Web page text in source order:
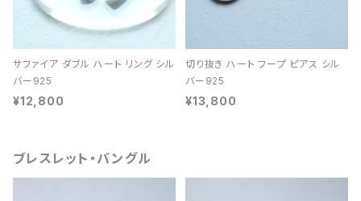
サファイア ダブル ハート リング シル
バー925
¥12,800
切り抜き ハート フープ ピアス シル
バー925
¥13,800
ブレスレット・バングル